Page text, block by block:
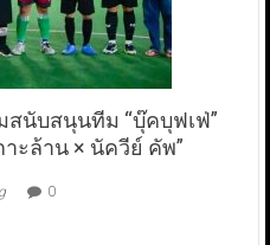
สนับสนุนทีม “บุ๊คบุฟเฟ่”
ะล้าน × นัควีย์ คัพ”
0